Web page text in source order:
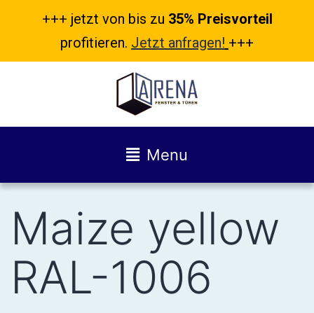
+++ jetzt von bis zu 35% Preisvorteil
profitieren. Jetzt anfragen! +++
Menu
Maize yellow
RAL-1006